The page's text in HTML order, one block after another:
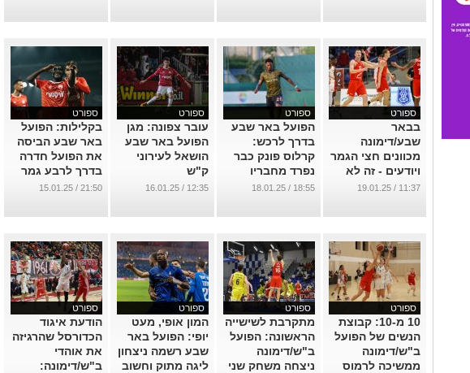
...
ספורט
בבאר
שבע/דימונה
מכוונים חצי הגמר
ויודעים - זה לא
הולך להיות קל
11:37 / 19.01.25
ספורט
הפועל באר שבע
בדרך לרכש:
קרלוס פונק כבר
נפרד מחבריו
לקבוצה
18:55 / 18.01.25
ספורט
עובר צפונה: מגן
הפועל באר שבע
הושאל לעירוני
ק"ש
...
12:35 / 16.01.25
ספורט
בקלילות: הפועל
באר שבע הביסה
את הפועל חדרה
בדרך לרבע גמר
גביע המדינה
21:50 / 15.01.25
ספורט
10 מ-10: קבוצת
הנשים של הפועל
ב"ש/דימונה
ממשיכה לרמוס
ספורט
מתקרבת לשישייה
הראשונה: הפועל
ב"ש/דימונה
ניצחה משחק שני
ספורט
המון אופי, מעט
יופי: הפועל באר
שבע רשמה ניצחון
ליגה מתוק וחשוב
ספורט
הודעת איגוד
הכדורסל שהרגיזה
את אוהדי
ב"ש/דימונה: